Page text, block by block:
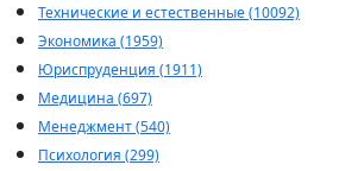
Технические и естественные (10092)
Экономика (1959)
Юриспруденция (1911)
Медицина (697)
Менеджмент (540)
Психология (299)